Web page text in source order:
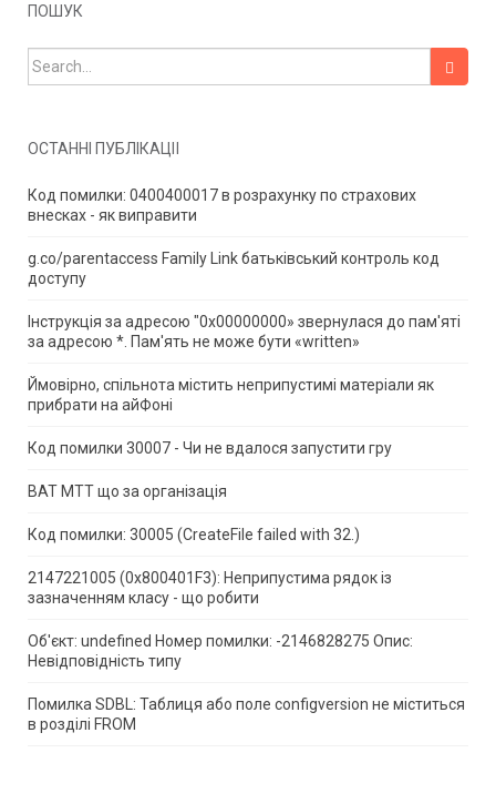
ПОШУК
Search for:
ОСТАННІ ПУБЛІКАЦІЇ
Код помилки: 0400400017 в розрахунку по страхових
внесках - як виправити
g.co/parentaccess Family Link батьківський контроль код
доступу
Інструкція за адресою "0x00000000» звернулася до пам'яті
за адресою *. Пам'ять не може бути «written»
Ймовірно, спільнота містить неприпустимі матеріали як
прибрати на айФоні
Код помилки 30007 - Чи не вдалося запустити гру
ВАТ МТТ що за організація
Код помилки: 30005 (CreateFile failed with 32.)
2147221005 (0x800401F3): Неприпустима рядок із
зазначенням класу - що робити
Об'єкт: undefined Номер помилки: -2146828275 Опис:
Невідповідність типу
Помилка SDBL: Таблиця або поле configversion не міститься
в розділі FROM